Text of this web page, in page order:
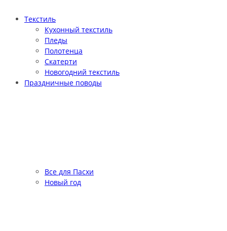
Текстиль
Кухонный текстиль
Пледы
Полотенца
Скатерти
Новогодний текстиль
Праздничные поводы
Все для Пасхи
Новый год